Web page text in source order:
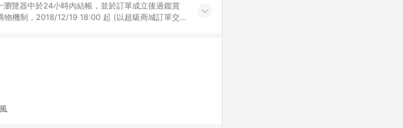
覽器中於24小時內結帳，並於訂單成立後過鑑賞
物機制，2018/12/19 18:00 起 (以超級商城訂單交
至網頁版亦無法進行回饋。 《5》回饋點數的計算
點數回饋。《7》LINE 購物為購物資訊整合性平